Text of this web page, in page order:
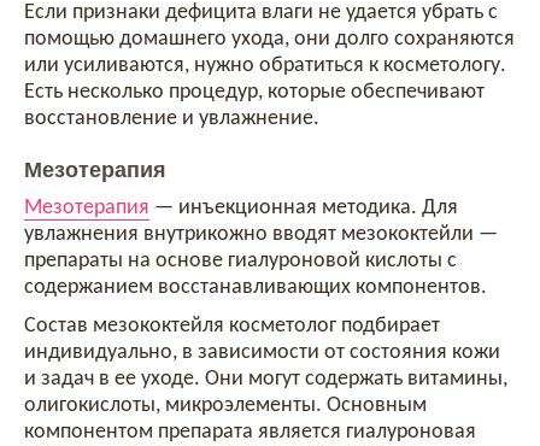
Если признаки дефицита влаги не удается убрать с
помощью домашнего ухода, они долго сохраняются
или усиливаются, нужно обратиться к косметологу.
Есть несколько процедур, которые обеспечивают
восстановление и увлажнение.
Мезотерапия
Мезотерапия — инъекционная методика. Для
увлажнения внутрикожно вводят мезококтейли —
препараты на основе гиалуроновой кислоты с
содержанием восстанавливающих компонентов.
Состав мезококтейля косметолог подбирает
индивидуально, в зависимости от состояния кожи
и задач в ее уходе. Они могут содержать витамины,
олигокислоты, микроэлементы. Основным
компонентом препарата является гиалуроновая